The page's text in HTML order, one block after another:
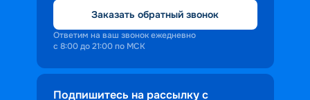
Заказать обратный звонок
Ответим на ваш звонок ежедневно
с 8:00 до 21:00 по МСК
Подпишитесь на рассылку с